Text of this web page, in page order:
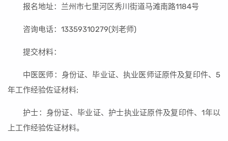
报名地址：兰州市七里河区秀川街道马滩南路1184号
咨询电话：13359310279(刘老师)
提交材料：
中医医师：身份证、毕业证、执业医师证原件及复印件、5
年工作经验佐证材料;
护士：身份证、毕业证、护士执业证原件及复印件、1年以
上工作经验佐证材料。